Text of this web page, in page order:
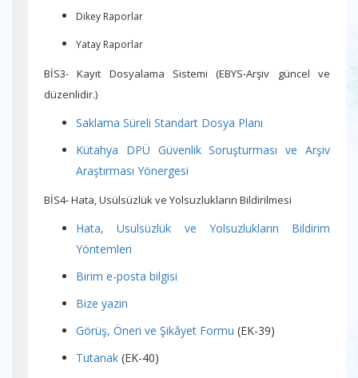
Dikey Raporlar
Yatay Raporlar
BİS3- Kayıt Dosyalama Sistemi (EBYS-Arşiv güncel ve
düzenlidir.)
Saklama Süreli Standart Dosya Planı
Kütahya DPÜ Güvenlik Soruşturması ve Arşiv
Araştırması Yönergesi
BİS4- Hata, Usülsüzlük ve Yolsuzlukların Bildirilmesi
Hata, Usulsüzlük ve Yolsuzlukların Bildirim
Yöntemleri
Birim e-posta bilgisi
Bize yazın
Görüş, Öneri ve Şikâyet Formu (EK-39)
Tutanak (EK-40)